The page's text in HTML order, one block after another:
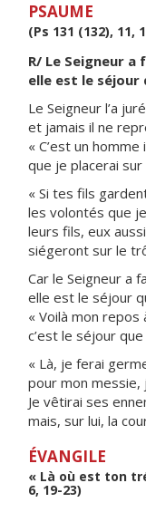
PSAUME
(Ps 131 (132), 11,
R/ Le Seigneur a
elle est le séjour
Le Seigneur l’a
et jamais il ne
« C’est un
que je placerai
« Si tes fils
les volontés que
leurs fils, eux
siégeront sur le
Car le Seigneur a
elle est le séjour
« Voilà mon repos
c’est le séjour que
« Là, je ferai
pour mon messie,
Je vêtirai ses
mais, sur lui, la
ÉVANGILE
« Là où est ton
6, 19-23)